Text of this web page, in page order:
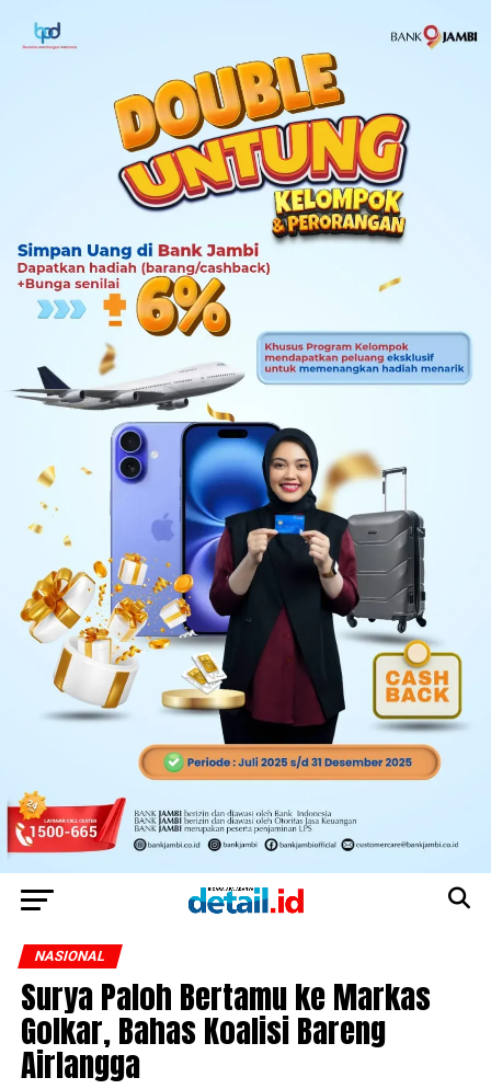
NASIONAL
Surya Paloh Bertamu ke Markas
Golkar, Bahas Koalisi Bareng
Airlangga